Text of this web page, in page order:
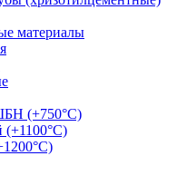
материалы
(+750°С)